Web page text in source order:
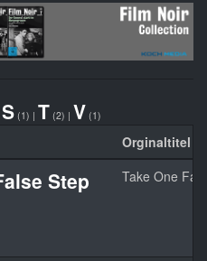
S (1) | T (2) | V (1)
Orginaltitel
Step Take One